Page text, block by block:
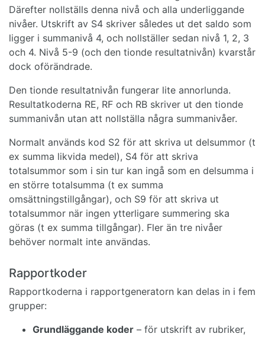
Därefter nollställs denna nivå och alla underliggande
nivåer. Utskrift av S4 skriver således ut det saldo som
ligger i summanivå 4, och nollställer sedan nivå 1, 2, 3
och 4. Nivå 5-9 (och den tionde resultatnivån) kvarstår
dock oförändrade.
Den tionde resultatnivån fungerar lite annorlunda.
Resultatkoderna RE, RF och RB skriver ut den tionde
summanivån utan att nollställa några summanivåer.
Normalt används kod S2 för att skriva ut delsummor (t
ex summa likvida medel), S4 för att skriva
totalsummor som i sin tur kan ingå som en delsumma i
en större totalsumma (t ex summa
omsättningstillgångar), och S9 för att skriva ut
totalsummor när ingen ytterligare summering ska
göras (t ex summa tillgångar). Fler än tre nivåer
behöver normalt inte användas.
Rapportkoder
Rapportkoderna i rapportgeneratorn kan delas in i fem
grupper:
Grundläggande koder – för utskrift av rubriker,